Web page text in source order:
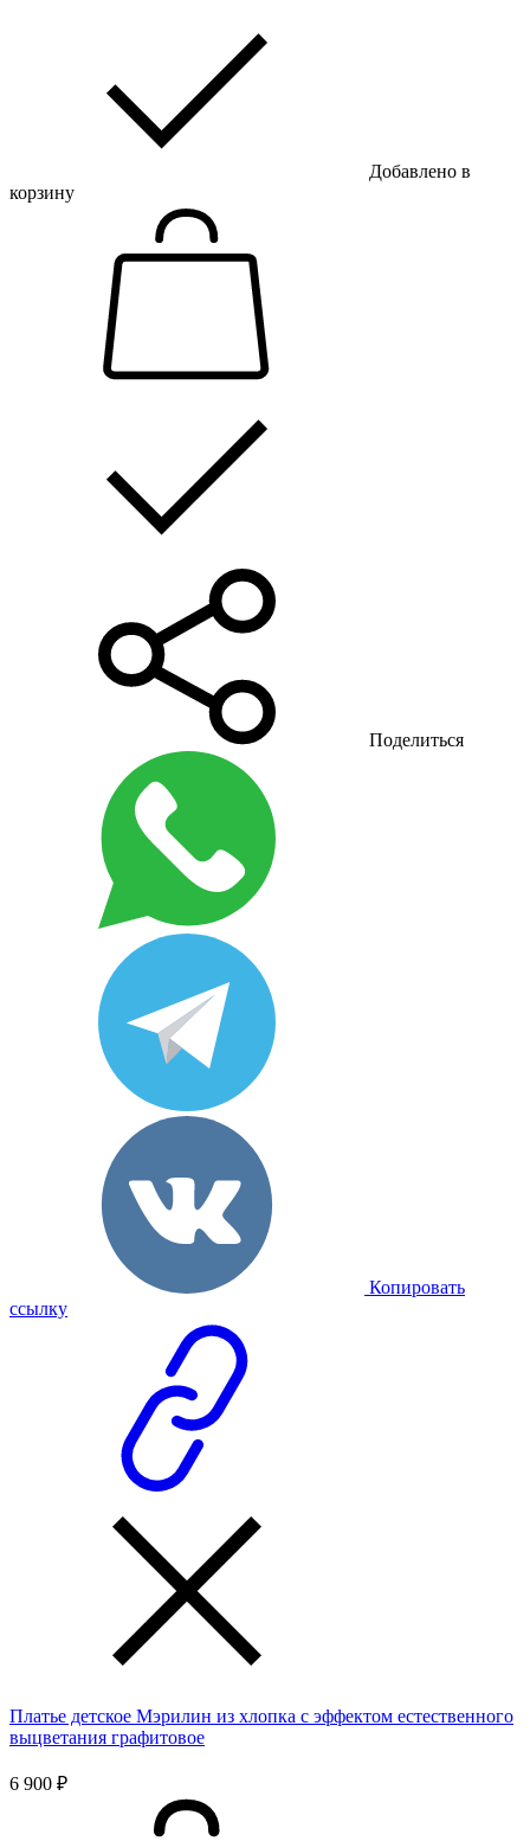
Добавлено в
корзину
Поделиться
Копировать
ссылку
Платье детское Мэрилин из хлопка с эффектом естественного
выцветания графитовое
6 900 ₽